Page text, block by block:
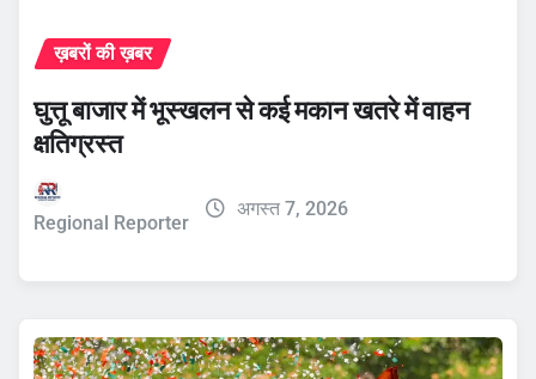
ख़बरों की ख़बर
घुत्तू बाजार में भूस्खलन से कई मकान खतरे में वाहन
क्षतिग्रस्त
Regional Reporter
अगस्त 7, 2026